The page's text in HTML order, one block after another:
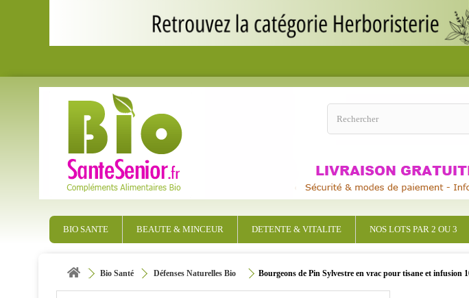
BIO SANTE BEAUTE & MINCEUR DETENTE & VITALITE NOS LOTS PAR 2 OU 3
Bio Santé Défenses Naturelles Bio Bourgeons de Pin Sylvestre en vrac pour tisane et infusion